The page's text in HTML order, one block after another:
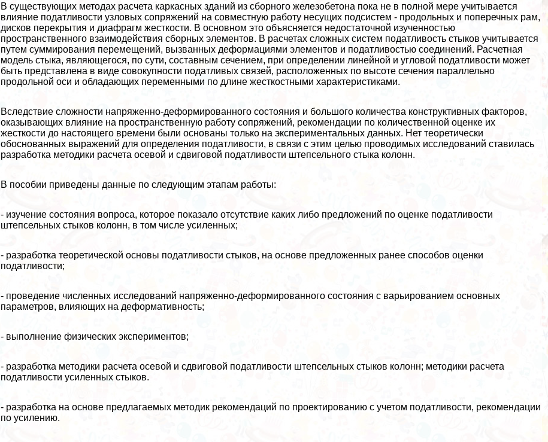
В существующих методах расчета каркасных зданий из сборного железобетона пока не в полной мере учитывается
влияние податливости узловых сопряжений на совместную работу несущих подсистем - продольных и поперечных рам,
дисков перекрытия и диафрагм жесткости. В основном это объясняется недостаточной изученностью
прострaнcтвенного взаимодействия сборных элементов. В расчетах сложных систем податливость стыков учитывается
путем суммирования перемещений, вызванных деформациями элементов и податливостью соединений. Расчетная
модель стыка, являющегося, по сути, составным сечением, при определении линейной и угловой податливости может
быть представлена в виде совокупности податливых связей, расположенных по высоте сечения параллельно
продольной оси и обладающих переменными по длине жесткостными хаpaктеристиками.
Вследствие сложности напряженно-деформированного состояния и большого количества конструктивных факторов,
оказывающих влияние на прострaнcтвенную работу сопряжений, рекомендации по количественной оценке их
жесткости до настоящего времени были основаны только на экспериментальных данных. Нет теоретически
обоснованных выражений для определения податливости, в связи с этим целью проводимых исследований ставилась
разработка методики расчета осевой и сдвиговой податливости штепсельного стыка колонн.
В пособии приведены данные по следующим этапам работы:
- изучение состояния вопроса, которое показало отсутствие каких либо предложений по оценке податливости
штепсельных стыков колонн, в том числе усиленных;
- разработка теоретической основы податливости стыков, на основе предложенных ранее способов оценки
податливости;
- проведение численных исследований напряженно-деформированного состояния с варьированием основных
параметров, влияющих на деформативность;
- выполнение физических экспериментов;
- разработка методики расчета осевой и сдвиговой податливости штепсельных стыков колонн; методики расчета
податливости усиленных стыков.
- разработка на основе предлагаемых методик рекомендаций по проектированию с учетом податливости, рекомендации
по усилению.